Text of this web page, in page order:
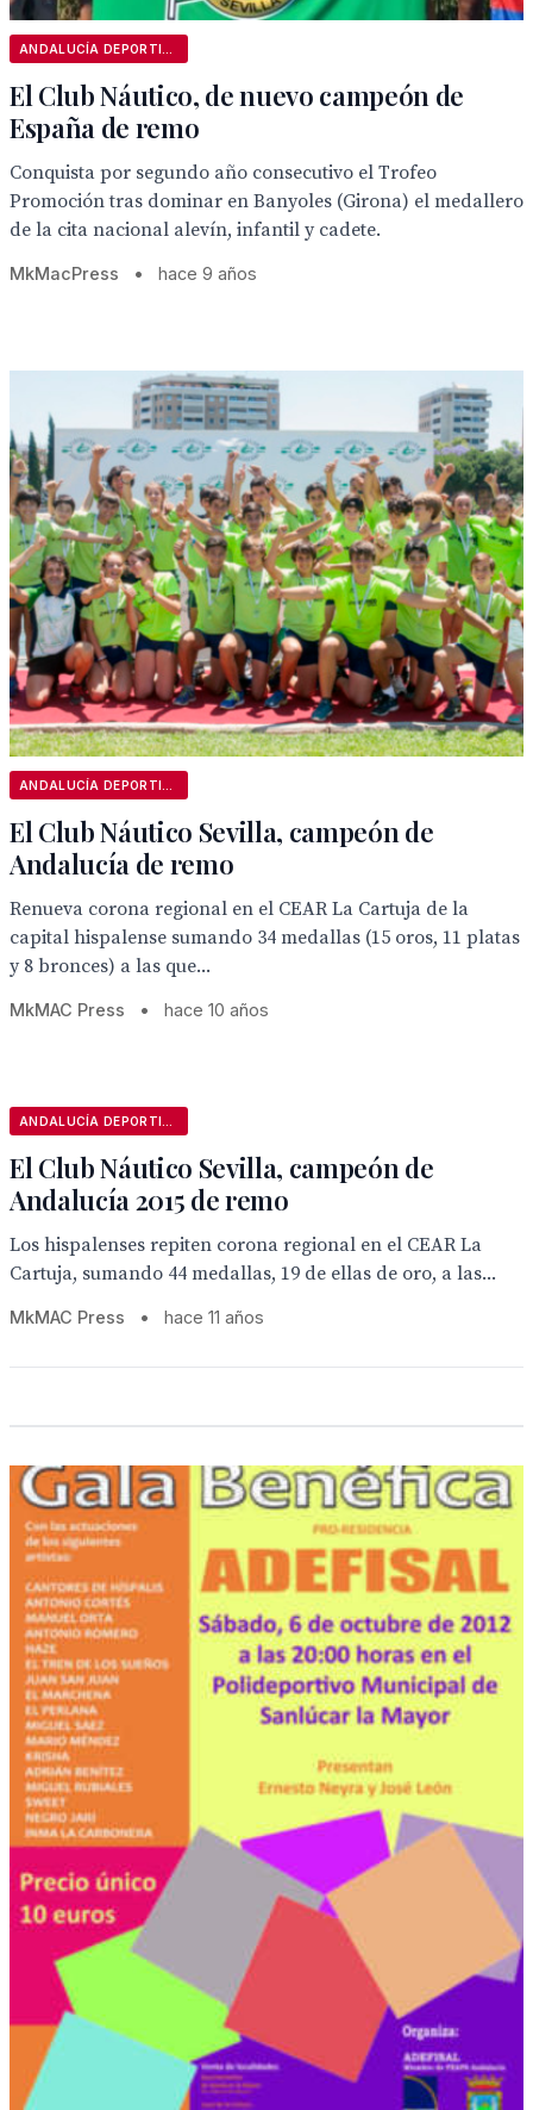
El Club Náutico, de nuevo campeón de
España de remo
Conquista por segundo año consecutivo el Trofeo
Promoción tras dominar en Banyoles (Girona) el medallero
de la cita nacional alevín, infantil y cadete.
MkMacPress • hace 9 años
El Club Náutico Sevilla, campeón de
Andalucía de remo
Renueva corona regional en el CEAR La Cartuja de la
capital hispalense sumando 34 medallas (15 oros, 11 platas
y 8 bronces) a las que...
MkMAC Press • hace 10 años
El Club Náutico Sevilla, campeón de
Andalucía 2015 de remo
Los hispalenses repiten corona regional en el CEAR La
Cartuja, sumando 44 medallas, 19 de ellas de oro, a las...
MkMAC Press • hace 11 años